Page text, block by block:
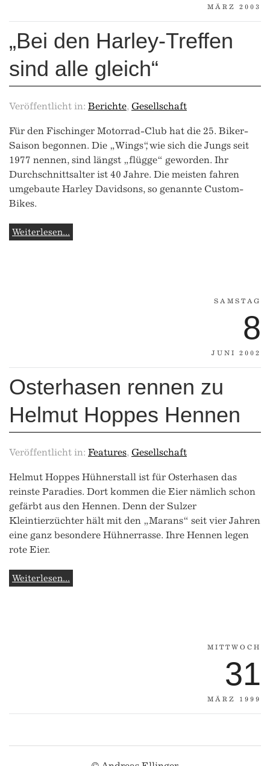
MÄRZ 2003
„Bei den Harley-Treffen
sind alle gleich“
Veröffentlicht in: Berichte, Gesellschaft
Für den Fischinger Motorrad-Club hat die 25. Biker-
Saison begonnen. Die „Wings“, wie sich die Jungs seit
1977 nennen, sind längst „flügge“ geworden. Ihr
Durchschnittsalter ist 40 Jahre. Die meisten fahren
umgebaute Harley Davidsons, so genannte Custom-
Bikes.
Weiterlesen...
SAMSTAG
8
JUNI 2002
Osterhasen rennen zu
Helmut Hoppes Hennen
Veröffentlicht in: Features, Gesellschaft
Helmut Hoppes Hühnerstall ist für Osterhasen das
reinste Paradies. Dort kommen die Eier nämlich schon
gefärbt aus den Hennen. Denn der Sulzer
Kleintierzüchter hält mit den „Marans“ seit vier Jahren
eine ganz besondere Hühnerrasse. Ihre Hennen legen
rote Eier.
Weiterlesen...
MITTWOCH
31
MÄRZ 1999